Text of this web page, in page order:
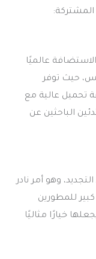
عالميًا
حيث توفر
تحميل عالية مع
الباحثين عن
وهو أمر نادر
للمطورين
خيارًا مثاليًا